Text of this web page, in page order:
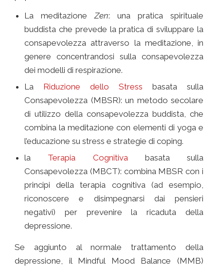
La meditazioneZen: una pratica spirituale
buddista che prevede la pratica di sviluppare la
consapevolezza attraverso la meditazione, in
genere concentrandosi sulla consapevolezza
dei modelli di respirazione.
La Riduzione dello Stress basata sulla
Consapevolezza (MBSR): un metodo secolare
di utilizzo della consapevolezza buddista, che
combina la meditazione con elementi di yoga e
l’educazione su stress e strategie di coping.
la Terapia Cognitivabasata sulla
Consapevolezza (MBCT): combina MBSR con i
principi della terapia cognitiva (ad esempio,
riconoscere e disimpegnarsi dai pensieri
negativi) per prevenire la ricaduta della
depressione.
Se aggiunto al normale trattamento della
depressione, il Mindful Mood Balance (MMB)